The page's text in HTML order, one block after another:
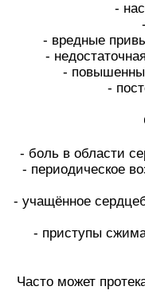
-
- вредные
-
-
-
- боль в области
- периодическое
- учащённое
- приступы
Часто может